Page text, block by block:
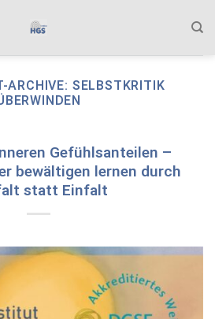
ARCHIVE: SELBSTKRITIK
Gefühlsanteilen –
bewältigen lernen durch
statt Einfalt